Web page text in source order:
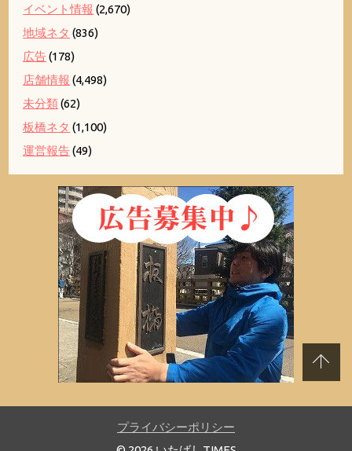
イベント情報 (2,670)
地域ネタ (836)
広告(178)
店舗情報 (4,498)
未分類(62)
板橋ネタ (1,100)
運営報告(49)
プライバシーポリシー